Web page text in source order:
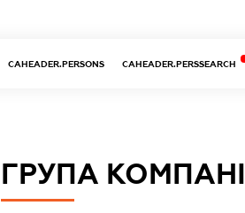
CAHEADER.PERSONS CAHEADER.PERSSEARCH
ГРУПА